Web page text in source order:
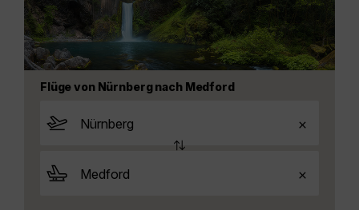
Flüge von Nürnberg nach Medford